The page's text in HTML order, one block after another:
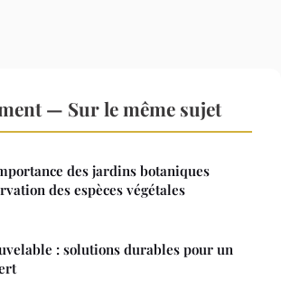
— Sur le même sujet
des jardins botaniques
des espèces végétales
: solutions durables pour un